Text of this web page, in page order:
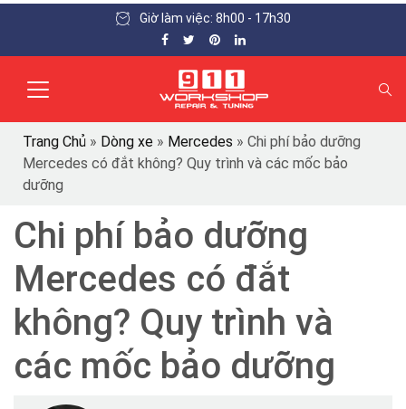
Giờ làm việc: 8h00 - 17h30
Trang Chủ » Dòng xe » Mercedes » Chi phí bảo dưỡng
Mercedes có đắt không? Quy trình và các mốc bảo
dưỡng
Chi phí bảo dưỡng
Mercedes có đắt
không? Quy trình và
các mốc bảo dưỡng